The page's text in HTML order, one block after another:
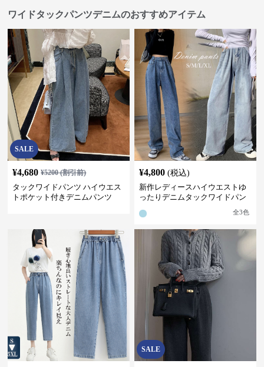
ワイドタックパンツデニムのおすすめアイテム
SALE
¥4,680 ¥5200(割引前)
タックワイドパンツ ハイウエス
トポケット付きデニムパンツ
¥4,800 (税込)
新作レディースハイウエストゆ
ったりデニムタックワイドパン
全3色
SALE